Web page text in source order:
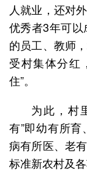
人就业，还对
优秀者3年可
的员工、教师
受村集体分红
住”。
为此，村
有”即幼有所育
病有所医、老
标准新农村及